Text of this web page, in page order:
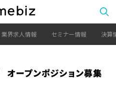
業界求人情報 セミナー情報 決算